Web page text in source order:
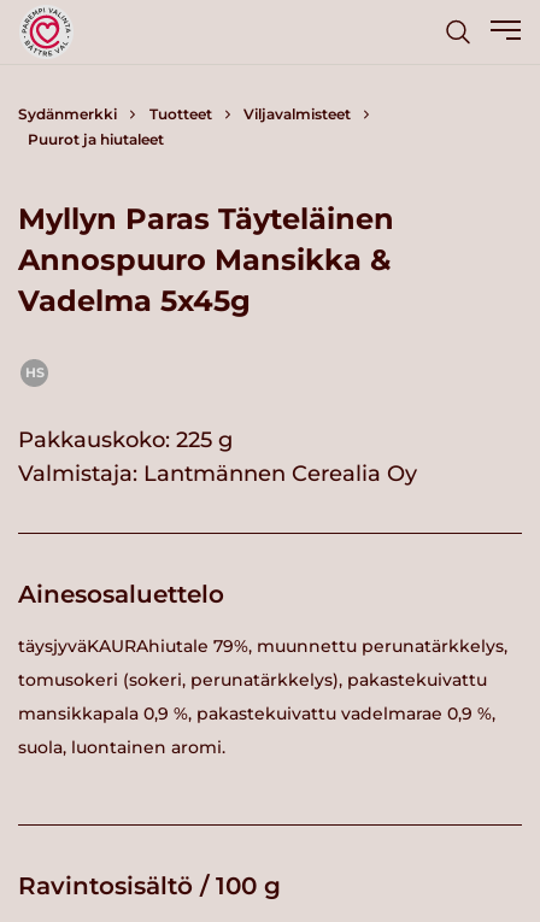
Sydänmerkki Tuotteet
Viljavalmisteet
Puurot ja hiutaleet
Myllyn Paras Täyteläinen
Annospuuro Mansikka &
Vadelma 5x45g
HS
Pakkauskoko: 225 g
Valmistaja: Lantmännen Cerealia Oy
Ainesosaluettelo
täysjyväKAURAhiutale 79%, muunnettu perunatärkkelys,
tomusokeri (sokeri, perunatärkkelys), pakastekuivattu
mansikkapala 0,9 %, pakastekuivattu vadelmarae 0,9 %,
suola, luontainen aromi.
Ravintosisältö / 100 g